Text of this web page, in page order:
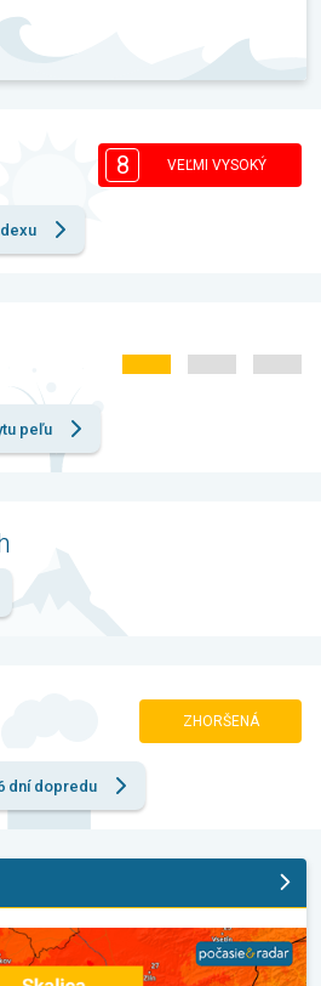
8 VEĽMI VYSOKÝ
peľu
ZHORŠENÁ
dní dopredu
teploty. Extrémne horúčavy